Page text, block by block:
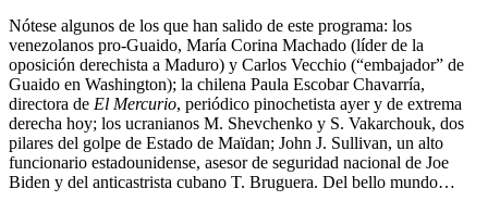
Nótese algunos de los que han salido de este programa: los
venezolanos pro-Guaido, María Corina Machado (líder de la
oposición derechista a Maduro) y Carlos Vecchio (“embajador” de
Guaido en Washington); la chilena Paula Escobar Chavarría,
directora de El Mercurio, periódico pinochetista ayer y de extrema
derecha hoy; los ucranianos M. Shevchenko y S. Vakarchouk, dos
pilares del golpe de Estado de Maïdan; John J. Sullivan, un alto
funcionario estadounidense, asesor de seguridad nacional de Joe
Biden y del anticastrista cubano T. Bruguera. Del bello mundo…